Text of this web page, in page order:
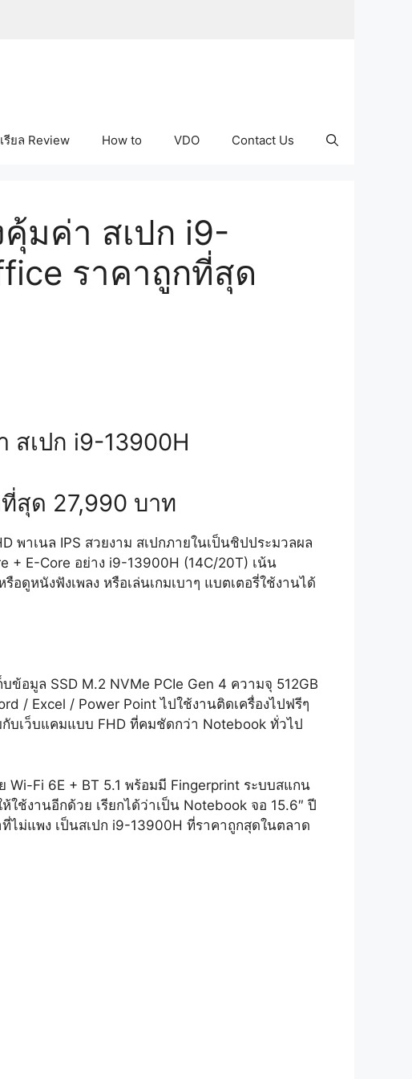
เรียล Review How to VDO Contact Us
มค่า สเปก i9-
ราคาถูกที่สุด
สเปก i9-13900H
สุด 27,990 บาท
พาเนล IPS สวยงาม สเปกภายในเป็นชิปประมวลผล
+ E-Core อย่าง i9-13900H (14C/20T) เน้น
ดูหนังฟังเพลง หรือเล่นเกมเบาๆ แบตเตอรี่ใช้งานได้
ข้อมูล SSD M.2 NVMe PCIe Gen 4 ความจุ 512GB
/ Excel / Power Point ไปใช้งานติดเครื่องไปฟรีๆ
บเว็บแคมแบบ FHD ที่คมชัดกว่า Notebook ทั่วไป
Fi 6E + BT 5.1 พร้อมมี Fingerprint ระบบสแกน
ช้งานอีกด้วย เรียกได้ว่าเป็น Notebook จอ 15.6″ ปี
ไม่แพง เป็นสเปก i9-13900H ที่ราคาถูกสุดในตลาด